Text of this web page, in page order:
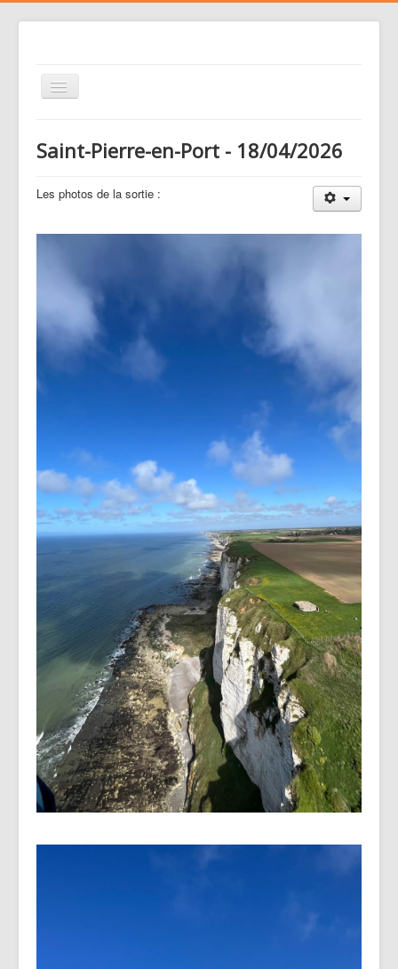
Basculer
la
Voler
Nos activités
Contacts
Médias
Saint-Pierre-en-Port - 18/04/2026
Les photos de la sortie :